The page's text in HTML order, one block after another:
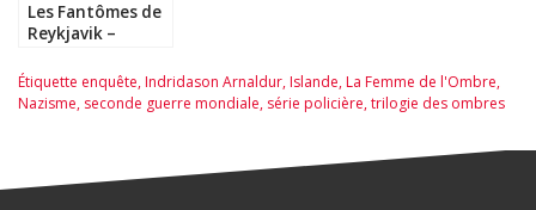
Les Fantômes de
Reykjavik –
Indridason
Étiquette enquête,Indridason Arnaldur,Islande,La Femme de l'Ombre,
Nazisme, seconde guerre mondiale, série policière,trilogie des ombres